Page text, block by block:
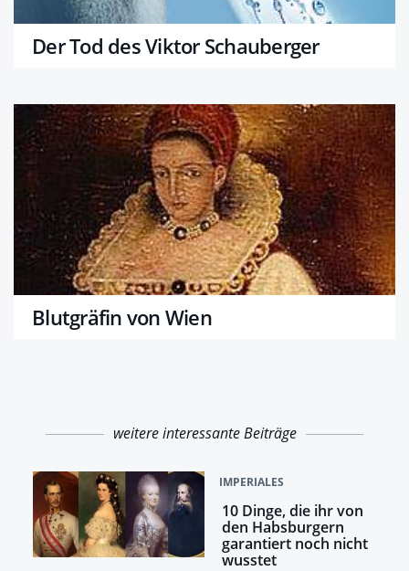
Der Tod des Viktor Schauberger
Blutgräfin von Wien
weitere interessante Beiträge
IMPERIALES
10 Dinge, die ihr von
den Habsburgern
garantiert noch nicht
wusstet